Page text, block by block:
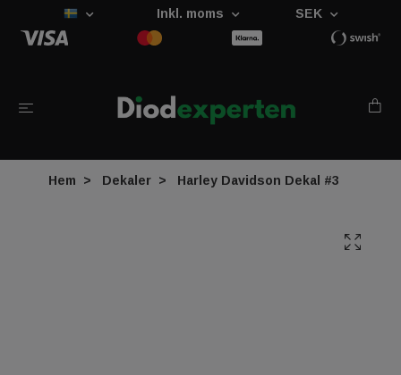
Inkl. moms SEK
Hem Dekaler Harley Davidson Dekal #3